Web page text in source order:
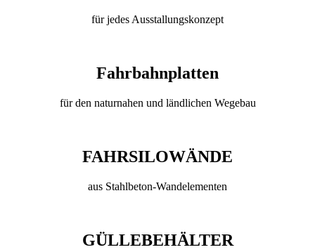
für jedes Ausstallungskonzept
Fahrbahnplatten
für den naturnahen und ländlichen Wegebau
FAHRSILOWÄNDE
aus Stahlbeton-Wandelementen
GÜLLEBEHÄLTER